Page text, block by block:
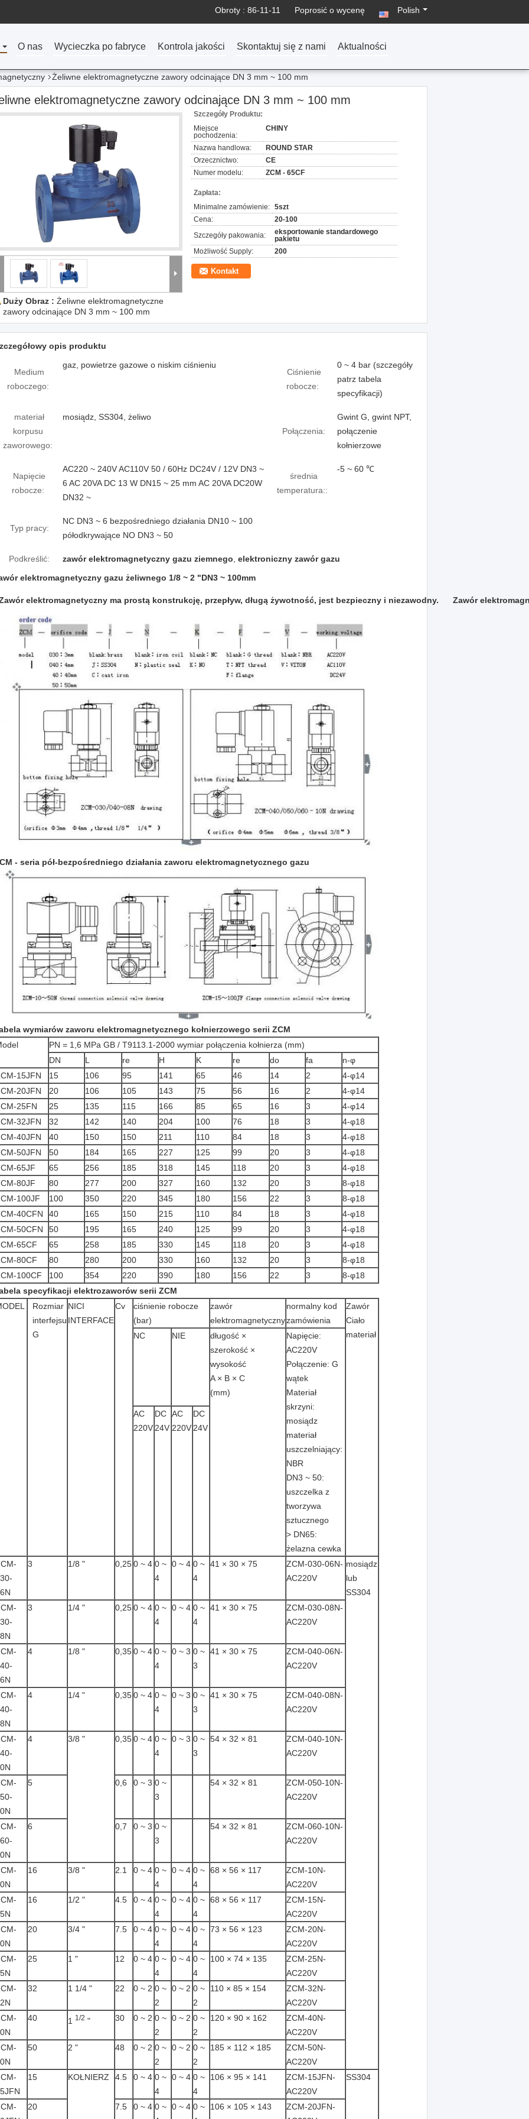
Obroty : 86-11-11 Poprosić o wycenę Polish
O nas Wycieczka po fabryce Kontrola jakości Skontaktuj się z nami Aktualności
Żeliwne elektromagnetyczne zawory odcinające DN 3 mm ~ 100 mm
elektromagnetyczne zawory odcinające DN 3 mm ~ 100 mm
Duży Obraz : Żeliwne elektromagnetyczne
zawory odcinające DN 3 mm ~ 100 mm
Szczegóły Produktu:
Miejsce
pochodzenia:
CHINY
Nazwa handlowa:
ROUND STAR
Orzecznictwo:
CE
Numer modelu:
ZCM - 65CF
Zapłata:
Minimalne zamówienie: 5szt
Cena:
20-100
Szczegóły pakowania:
eksportowanie standardowego
pakietu
Możliwość Supply:
200
Kontakt
opis produktu
Medium
roboczego:
gaz, powietrze gazowe o niskim ciśnieniu
Ciśnienie
robocze:
0 ~ 4 bar (szczegóły
patrz tabela
specyfikacji)
materiał
korpusu
zaworowego:
mosiądz, SS304, żeliwo
Połączenia:
Gwint G, gwint NPT,
połączenie
kołnierzowe
Napięcie
robocze:
AC220 ~ 240V AC110V 50 / 60Hz DC24V / 12V DN3 ~
6 AC 20VA DC 13 W DN15 ~ 25 mm AC 20VA DC20W
DN32 ~
średnia
temperatura::
-5 ~ 60 ℃
Typ pracy:
NC DN3 ~ 6 bezpośredniego działania DN10 ~ 100
półodkrywające NO DN3 ~ 50
Podkreślić: zawór elektromagnetyczny gazu ziemnego elektroniczny zawór gazu
elektromagnetyczny gazu żeliwnego 1/8 ~ 2 "DN3 ~ 100mm
elektromagnetyczny ma prostą konstrukcję, przepływ, długą żywotność, jest bezpieczny i niezawodny. Zawór
- seria pół-bezpośredniego działania zaworu elektromagnetycznego gazu
wymiarów zaworu elektromagnetycznego kołnierzowego serii ZCM
PN = 1,6 MPa GB / T9113.1-2000 wymiar połączenia kołnierza (mm)
DN
L re H K re do fa
n-φ
15JFN
15 106 95 141 65 46 14 2
4-φ14
20JFN
20 106 105 143 75 56 16 2
4-φ14
25FN
25 135 115 166 85 65 16 3
4-φ14
32JFN
32 142 140 204 100 76 18 3
4-φ18
40JFN
40 150 150 211 110 84 18 3
4-φ18
50JFN
50 184 165 227 125 99 20 3
4-φ18
65JF
65 256 185 318 145 118 20 3
4-φ18
80JF
80 277 200 327 160 132 20 3
8-φ18
100JF
100 350 220 345 180 156 22 3
8-φ18
40CFN
40 165 150 215 110 84 18 3
4-φ18
50CFN
50 195 165 240 125 99 20 3
4-φ18
65CF
65 258 185 330 145 118 20 3
4-φ18
80CF
80 280 200 330 160 132 20 3
8-φ18
100CF
100 354 220 390 180 156 22 3
8-φ18
specyfikacji elektrozaworów serii ZCM
Rozmiar
interfejsu
G
NICI
INTERFACE
Cv
ciśnienie robocze
(bar)
zawór
elektromagnetyczny
normalny kod
zamówienia
Zawór
Ciało
materiał
NC NIE
długość ×
szerokość ×
wysokość
A × B × C
(mm)
Napięcie:
AC220V
Połączenie: G
wątek
Materiał
skrzyni:
mosiądz
materiał
uszczelniający:
NBR
DN3 ~ 50:
uszczelka z
tworzywa
sztucznego
> DN65:
żelazna cewka
AC
220V
DC
24V
AC
220V
DC
24V
3 1/8 " 0,250 ~ 4 0 ~
4
0 ~ 4 0 ~
4
41 × 30 × 75
ZCM-030-06N-
AC220V
mosiądz
lub
SS304
3 1/4 " 0,250 ~ 4 0 ~
4
0 ~ 4 0 ~
4
41 × 30 × 75
ZCM-030-08N-
AC220V
4 1/8 " 0,350 ~ 4 0 ~
4
0 ~ 3 0 ~
3
41 × 30 × 75
ZCM-040-06N-
AC220V
4 1/4 " 0,350 ~ 4 0 ~
4
0 ~ 3 0 ~
3
41 × 30 × 75
ZCM-040-08N-
AC220V
4 3/8 " 0,350 ~ 4 0 ~
4
0 ~ 3 0 ~
3
54 × 32 × 81
ZCM-040-10N-
AC220V
5 0,6 0 ~ 3 0 ~
3
54 × 32 × 81
ZCM-050-10N-
AC220V
6 0,7 0 ~ 3 0 ~
3
54 × 32 × 81
ZCM-060-10N-
AC220V
16 3/8 " 2.1 0 ~ 4 0 ~
4
0 ~ 4 0 ~
4
68 × 56 × 117
ZCM-10N-
AC220V
16 1/2 " 4.5 0 ~ 4 0 ~
4
0 ~ 4 0 ~
4
68 × 56 × 117
ZCM-15N-
AC220V
20 3/4 " 7.5 0 ~ 4 0 ~
4
0 ~ 4 0 ~
4
73 × 56 × 123
ZCM-20N-
AC220V
25 1 " 12 0 ~ 4 0 ~
4
0 ~ 4 0 ~
4
100 × 74 × 135
ZCM-25N-
AC220V
32 1 1/4 " 22 0 ~ 2 0 ~
2
0 ~ 2 0 ~
2
110 × 85 × 154
ZCM-32N-
AC220V
40 1 1/2 " 30 0 ~ 2 0 ~
2
0 ~ 2 0 ~
2
120 × 90 × 162
ZCM-40N-
AC220V
50 2 " 48 0 ~ 2 0 ~
2
0 ~ 2 0 ~
2
185 × 112 × 185
ZCM-50N-
AC220V
15 KOŁNIERZ 4.5 0 ~ 4 0 ~
4
0 ~ 4 0 ~
4
106 × 95 × 141
ZCM-15JFN-
AC220V
SS304
20 7.5 0 ~ 4 0 ~ 0 ~ 4 0 ~
106 × 105 × 143
ZCM-20JFN-